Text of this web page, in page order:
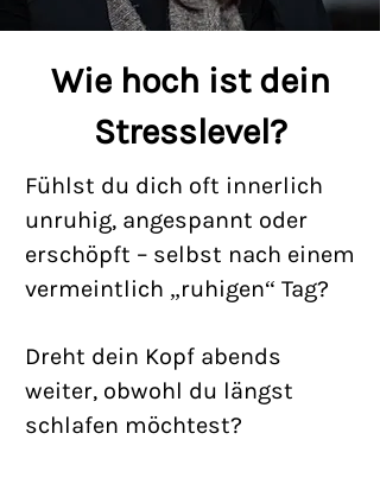
Wie hoch ist dein
Stresslevel?
Fühlst du dich oft innerlich
unruhig, angespannt oder
erschöpft – selbst nach einem
vermeintlich „ruhigen“ Tag?
Dreht dein Kopf abends
weiter, obwohl du längst
schlafen möchtest?